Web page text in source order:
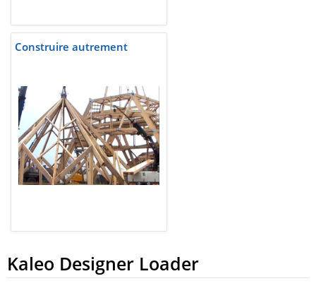
Construire autrement
Kaleo Designer Loader